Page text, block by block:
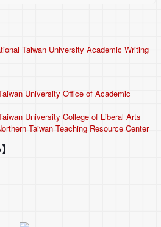
Taiwan University Academic Writing
University Office of Academic
University College of Liberal Arts
Taiwan Teaching Resource Center